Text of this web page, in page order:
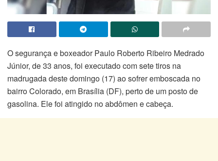
O segurança e boxeador Paulo Roberto Ribeiro Medrado
Júnior, de 33 anos, foi executado com sete tiros na
madrugada deste domingo (17) ao sofrer emboscada no
bairro Colorado, em Brasília (DF), perto de um posto de
gasolina. Ele foi atingido no abdômen e cabeça.